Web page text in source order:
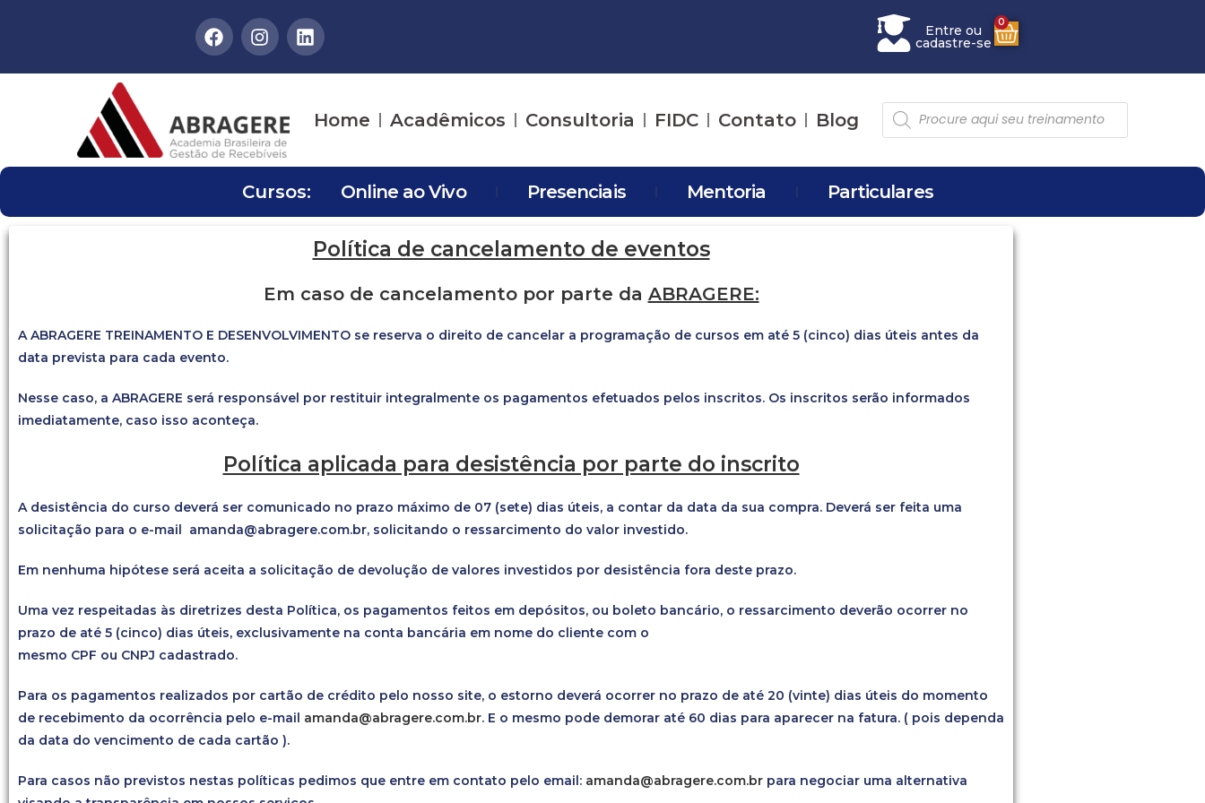
Entre ou
cadastre-se
0
Home Acadêmicos Consultoria FIDC Contato Blog
Cursos: Online ao Vivo Presenciais Mentoria Particulares
Política de cancelamento de eventos
Em caso de cancelamento por parte da ABRAGERE:
A ABRAGERE TREINAMENTO E DESENVOLVIMENTO se reserva o direito de cancelar a programação de cursos em até 5 (cinco) dias úteis antes da
data prevista para cada evento.
Nesse caso, a ABRAGERE será responsável por restituir integralmente os pagamentos efetuados pelos inscritos. Os inscritos serão informados
imediatamente, caso isso aconteça.
Política aplicada para desistência por parte do inscrito
A desistência do curso deverá ser comunicado no prazo máximo de 07 (sete) dias úteis, a contar da data da sua compra. Deverá ser feita uma
solicitação para o e-mail amanda@abragere.com.br, solicitando o ressarcimento do valor investido.
Em nenhuma hipótese será aceita a solicitação de devolução de valores investidos por desistência fora deste prazo.
Uma vez respeitadas às diretrizes desta Política, os pagamentos feitos em depósitos, ou boleto bancário, o ressarcimento deverão ocorrer no
prazo de até 5 (cinco) dias úteis, exclusivamente na conta bancária em nome do cliente com o
mesmo CPF ou CNPJ cadastrado.
Para os pagamentos realizados por cartão de crédito pelo nosso site, o estorno deverá ocorrer no prazo de até 20 (vinte) dias úteis do momento
de recebimento da ocorrência pelo e-mail amanda@abragere.com.br. E o mesmo pode demorar até 60 dias para aparecer na fatura. ( pois dependa
da data do vencimento de cada cartão ).
Para casos não previstos nestas políticas pedimos que entre em contato pelo email: amanda@abragere.com.br para negociar uma alternativa